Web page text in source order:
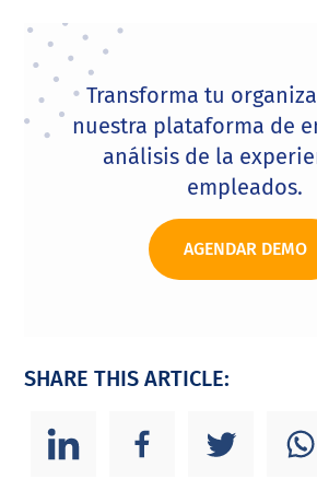
Transforma tu
nuestra plataforma de
análisis de la
empleados.
AGENDAR DEMO
SHARE THIS ARTICLE: